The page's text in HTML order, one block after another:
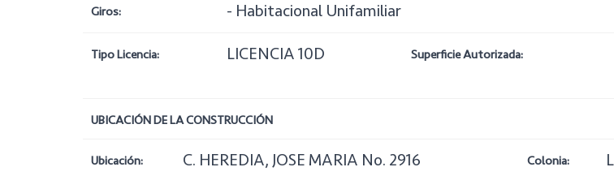
Giros: - Habitacional Unifamiliar
Tipo Licencia: LICENCIA 10D Superficie Autorizada:
UBICACIÓN DE LA CONSTRUCCIÓN
Ubicación: C. HEREDIA, JOSE MARIA No. 2916 Colonia: